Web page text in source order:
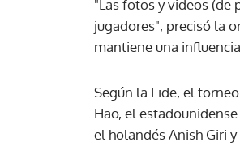
"Las fotos y videos (de
jugadores", precisó la
mantiene una
Según la Fide, el
Hao, el
el holandés Anish Giri